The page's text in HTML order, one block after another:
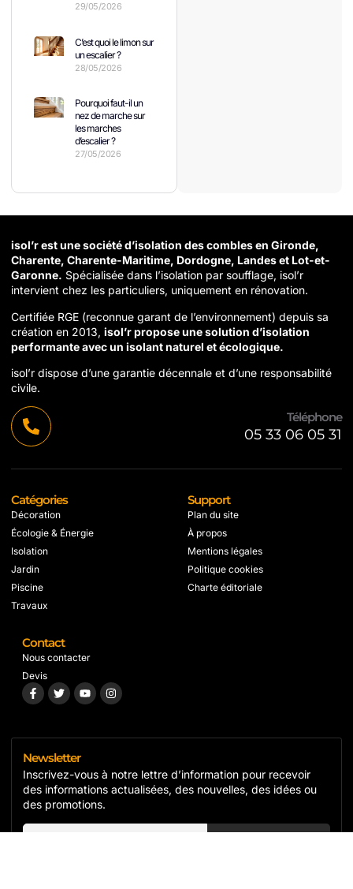
29/05/2026
C’est quoi le limon sur
un escalier ?
28/05/2026
Pourquoi faut-il un
nez de marche sur
les marches
d’escalier ?
27/05/2026
isol’r est une société d’isolation des combles en Gironde,
Charente, Charente-Maritime, Dordogne, Landes et Lot-et-
Garonne. Spécialisée dans l’isolation par soufflage, isol’r
intervient chez les particuliers, uniquement en rénovation.
Certifiée RGE (reconnue garant de l’environnement) depuis sa
création en 2013, isol’r propose une solution d’isolation
performante avec un isolant naturel et écologique.
isol’r dispose d’une garantie décennale et d’une responsabilité
civile.
Téléphone
05 33 06 05 31
Catégories
Décoration
Écologie & Énergie
Isolation
Jardin
Piscine
Travaux
Support
Plan du site
À propos
Mentions légales
Politique cookies
Charte éditoriale
Contact
Nous contacter
Devis
Newsletter
Inscrivez-vous à notre lettre d’information pour recevoir
des informations actualisées, des nouvelles, des idées ou
des promotions.